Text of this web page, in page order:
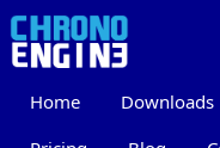
Home Downloads